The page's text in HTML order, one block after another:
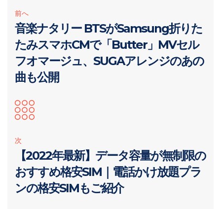
前へ
音楽ナタリー BTSがSamsung折りた
たみスマホCMで「Butter」MVセル
フオマージュ、SUGAアレンジのあの
曲も公開
次
【2022年最新】データ容量が無制限の
おすすめ格安SIM｜電話かけ放題プラ
ンの格安SIMもご紹介